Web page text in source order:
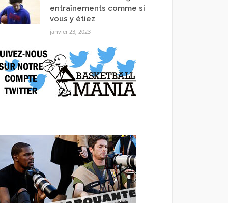
entraînements comme si
vous y étiez
janvier 23, 2023